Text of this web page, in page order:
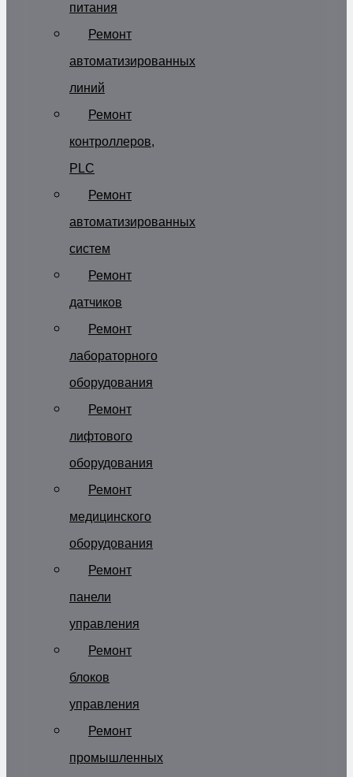
питания
Ремонт
автоматизированных
линий
Ремонт
контроллеров,
PLC
Ремонт
автоматизированных
систем
Ремонт
датчиков
Ремонт
лабораторного
оборудования
Ремонт
лифтового
оборудования
Ремонт
медицинского
оборудования
Ремонт
панели
управления
Ремонт
блоков
управления
Ремонт
промышленных